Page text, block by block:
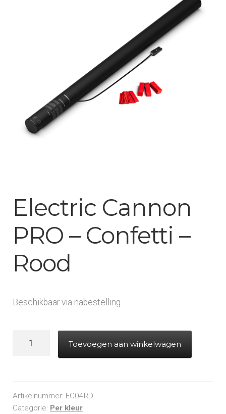
Electric Cannon
PRO – Confetti –
Rood
Beschikbaar via nabestelling
Confetti
-
Toevoegen aan winkelwagen
Artikelnummer: EC04RD
Categorie: Per kleur